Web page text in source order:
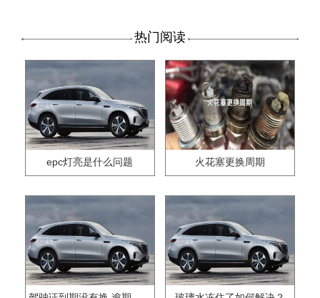
热门阅读
epc灯亮是什么问题 火花塞更换周期